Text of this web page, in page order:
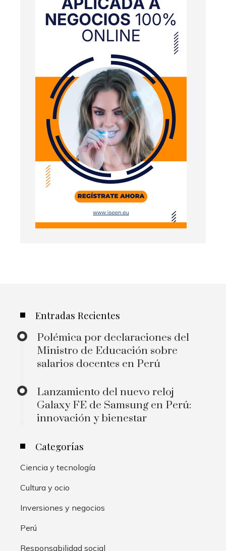
Entradas Recientes
Polémica por declaraciones del
Ministro de Educación sobre
salarios docentes en Perú
Lanzamiento del nuevo reloj
Galaxy FE de Samsung en Perú:
innovación y bienestar
Categorías
Ciencia y tecnología
Cultura y ocio
Inversiones y negocios
Perú
Responsabilidad social